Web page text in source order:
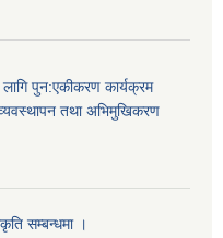
पुन:एकीकरण कार्यक्रम
व्यवस्थापन तथा अभिमुखिकरण
सम्बन्धमा ।